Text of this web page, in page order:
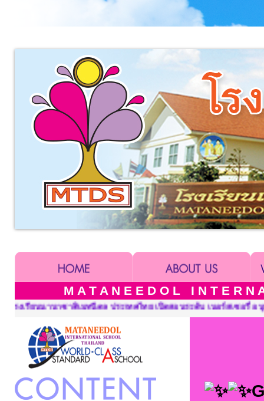
M A T A N E E D O L I N T E R
ะดับ เนอร์สเซอรี่ อนุบาล ประถมศึกษาและมัธยมศึกษา :::